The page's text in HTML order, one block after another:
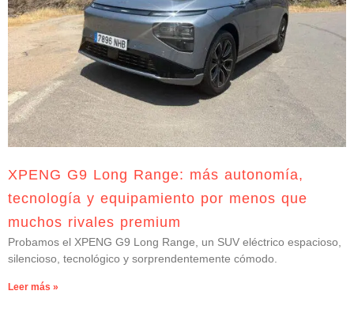
XPENG G9 Long Range: más autonomía,
tecnología y equipamiento por menos que
muchos rivales premium
Probamos el XPENG G9 Long Range, un SUV eléctrico espacioso,
silencioso, tecnológico y sorprendentemente cómodo.
Leer más »